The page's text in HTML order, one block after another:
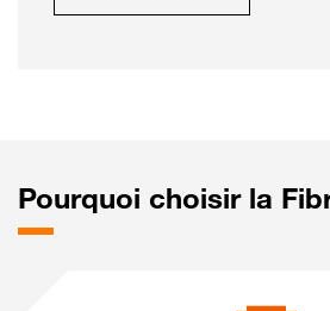
Pourquoi choisir la